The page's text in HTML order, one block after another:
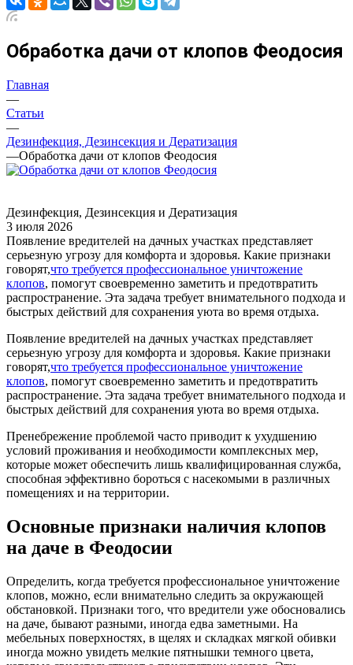
Обработка дачи от клопов Феодосия
Главная
—
Статьи
—
Дезинфекция, Дезинсекция и Дератизация
—Обработка дачи от клопов Феодосия
Дезинфекция, Дезинсекция и Дератизация
3 июля 2026
Появление вредителей на дачных участках представляет
серьезную угрозу для комфорта и здоровья. Какие признаки
говорят,что требуется профессиональное уничтожение
клопов, помогут своевременно заметить и предотвратить
распространение. Эта задача требует внимательного подхода и
быстрых действий для сохранения уюта во время отдыха.
Появление вредителей на дачных участках представляет
серьезную угрозу для комфорта и здоровья. Какие признаки
говорят,что требуется профессиональное уничтожение
клопов, помогут своевременно заметить и предотвратить
распространение. Эта задача требует внимательного подхода и
быстрых действий для сохранения уюта во время отдыха.
Пренебрежение проблемой часто приводит к ухудшению
условий проживания и необходимости комплексных мер,
которые может обеспечить лишь квалифицированная служба,
способная эффективно бороться с насекомыми в различных
помещениях и на территории.
Основные признаки наличия клопов
на даче в Феодосии
Определить, когда требуется профессиональное уничтожение
клопов, можно, если внимательно следить за окружающей
обстановкой. Признаки того, что вредители уже обосновались
на даче, бывают разными, иногда едва заметными. На
мебельных поверхностях, в щелях и складках мягкой обивки
иногда можно увидеть мелкие пятнышки темного цвета,